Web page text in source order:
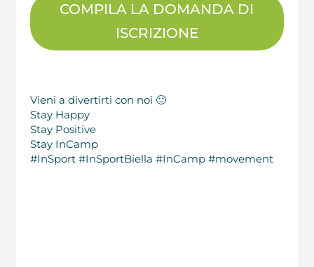
COMPILA LA DOMANDA DI
ISCRIZIONE
Vieni a divertirti con noi 🙂
Stay Happy
Stay Positive
Stay InCamp
#InSport #InSportBiella #InCamp #movement